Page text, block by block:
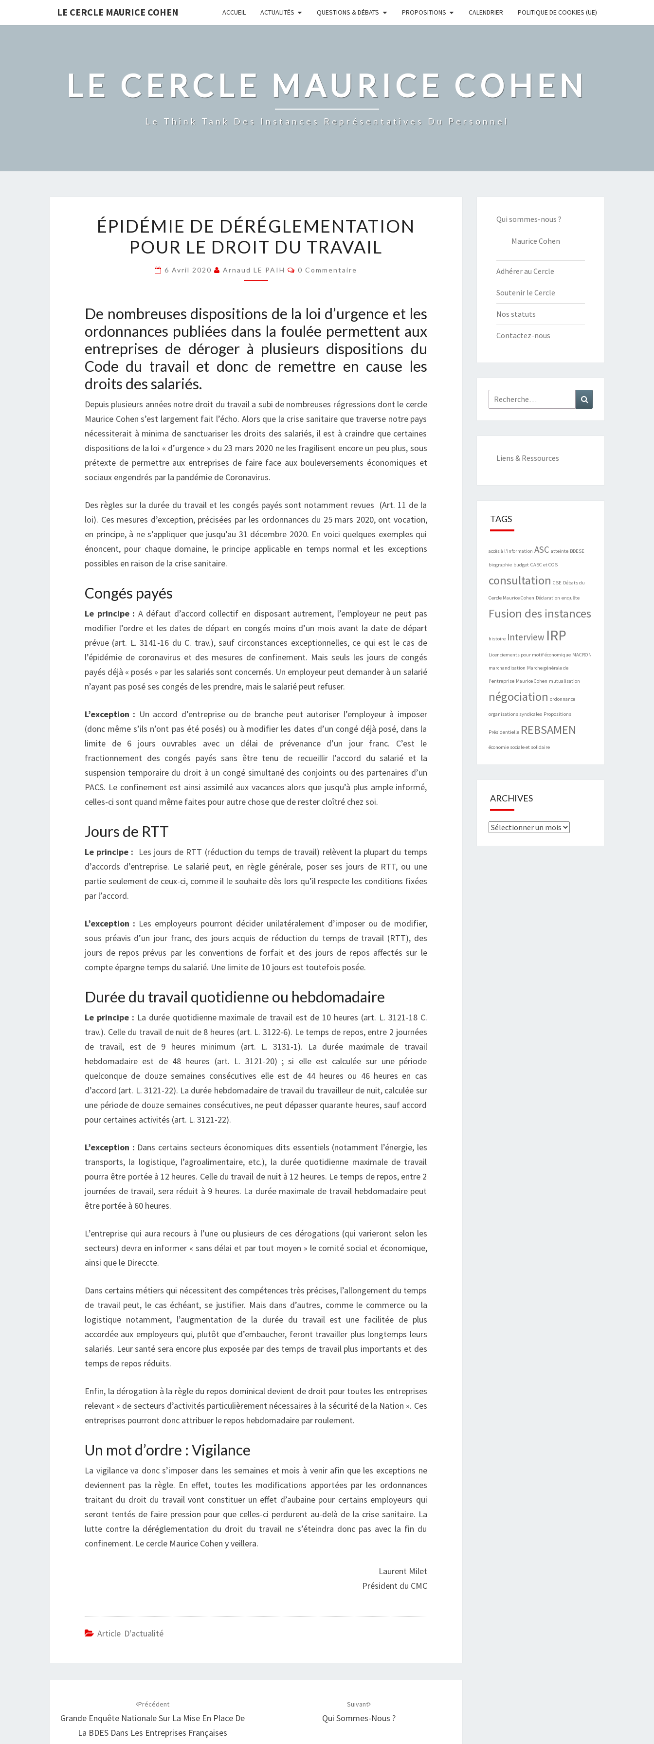
LE CERCLE MAURICE COHEN ACCUEIL ACTUALITÉS QUESTIONS & DÉBATS PROPOSITIONS CALENDRIER POLITIQUE DE COOKIES (UE)
LE CERCLE MAURICE COHEN
Le Think Tank Des Instances Représentatives Du Personnel
DE
DÉRÉGLEMENTATION
POUR
LE
TRAVAIL
ÉPIDÉMIE DE DÉRÉGLEMENTATION
POUR LE DROIT DU TRAVAIL
6 Avril 2020 Arnaud LE PAIH Commentaires
0 Commentaire
De nombreuses dispositions de la loi d’urgence et les
ordonnances publiées dans la foulée permettent aux
entreprises de déroger à plusieurs dispositions du
Code du travail et donc de remettre en cause les
droits des salariés.
Depuis plusieurs années notre droit du travail a subi de nombreuses régressions dont le cercle
Maurice Cohen s’est largement fait l’écho. Alors que la crise sanitaire que traverse notre pays
nécessiterait à minima de sanctuariser les droits des salariés, il est à craindre que certaines
dispositions de la loi « d’urgence » du 23 mars 2020 ne les fragilisent encore un peu plus, sous
prétexte de permettre aux entreprises de faire face aux bouleversements économiques et
sociaux engendrés par la pandémie de Coronavirus.
Des règles sur la durée du travail et les congés payés sont notamment revues (Art. 11 de la
loi). Ces mesures d’exception, précisées par les ordonnances du 25 mars 2020, ont vocation,
en principe, à ne s’appliquer que jusqu’au 31 décembre 2020. En voici quelques exemples qui
énoncent, pour chaque domaine, le principe applicable en temps normal et les exceptions
possibles en raison de la crise sanitaire.
Congés payés
Le principe : A défaut d’accord collectif en disposant autrement, l’employeur ne peut pas
modifier l’ordre et les dates de départ en congés moins d’un mois avant la date de départ
prévue (art. L. 3141-16 du C. trav.), sauf circonstances exceptionnelles, ce qui est le cas de
l’épidémie de coronavirus et des mesures de confinement. Mais seuls les jours de congés
payés déjà « posés » par les salariés sont concernés. Un employeur peut demander à un salarié
n’ayant pas posé ses congés de les prendre, mais le salarié peut refuser.
L’exception : Un accord d’entreprise ou de branche peut autoriser l’employeur à imposer
(donc même s’ils n’ont pas été posés) ou à modifier les dates d’un congé déjà posé, dans la
limite de 6 jours ouvrables avec un délai de prévenance d’un jour franc. C’est le
fractionnement des congés payés sans être tenu de recueillir l’accord du salarié et la
suspension temporaire du droit à un congé simultané des conjoints ou des partenaires d’un
PACS. Le confinement est ainsi assimilé aux vacances alors que jusqu’à plus ample informé,
celles-ci sont quand même faites pour autre chose que de rester cloîtré chez soi.
Jours de RTT
Le principe :
Les jours de RTT (réduction du temps de travail) relèvent la plupart du temps
d’accords d’entreprise. Le salarié peut, en règle générale, poser ses jours de RTT, ou une
partie seulement de ceux-ci, comme il le souhaite dès lors qu’il respecte les conditions fixées
par l’accord.
L’exception : Les employeurs pourront décider unilatéralement d’imposer ou de modifier,
sous préavis d’un jour franc, des jours acquis de réduction du temps de travail (RTT), des
jours de repos prévus par les conventions de forfait et des jours de repos affectés sur le
compte épargne temps du salarié. Une limite de 10 jours est toutefois posée.
Durée du travail quotidienne ou hebdomadaire
Le principe : La durée quotidienne maximale de travail est de 10 heures (art. L. 3121-18 C.
trav.). Celle du travail de nuit de 8 heures (art. L. 3122-6). Le temps de repos, entre 2 journées
de travail, est de 9 heures minimum (art. L. 3131-1). La durée maximale de travail
hebdomadaire est de 48 heures (art. L. 3121-20) ; si elle est calculée sur une période
quelconque de douze semaines consécutives elle est de 44 heures ou 46 heures en cas
d’accord (art. L. 3121-22). La durée hebdomadaire de travail du travailleur de nuit, calculée sur
une période de douze semaines consécutives, ne peut dépasser quarante heures, sauf accord
pour certaines activités (art. L. 3121-22).
L’exception : Dans certains secteurs économiques dits essentiels (notamment l’énergie, les
transports, la logistique, l’agroalimentaire, etc.), la durée quotidienne maximale de travail
pourra être portée à 12 heures. Celle du travail de nuit à 12 heures. Le temps de repos, entre 2
journées de travail, sera réduit à 9 heures. La durée maximale de travail hebdomadaire peut
être portée à 60 heures.
L’entreprise qui aura recours à l’une ou plusieurs de ces dérogations (qui varieront selon les
secteurs) devra en informer « sans délai et par tout moyen » le comité social et économique,
ainsi que le Direccte.
Dans certains métiers qui nécessitent des compétences très précises, l’allongement du temps
de travail peut, le cas échéant, se justifier. Mais dans d’autres, comme le commerce ou la
logistique notamment, l’augmentation de la durée du travail est une facilitée de plus
accordée aux employeurs qui, plutôt que d’embaucher, feront travailler plus longtemps leurs
salariés. Leur santé sera encore plus exposée par des temps de travail plus importants et des
temps de repos réduits.
Enfin, la dérogation à la règle du repos dominical devient de droit pour toutes les entreprises
relevant « de secteurs d’activités particulièrement nécessaires à la sécurité de la Nation ». Ces
entreprises pourront donc attribuer le repos hebdomadaire par roulement.
Un mot d’ordre : Vigilance
La vigilance va donc s’imposer dans les semaines et mois à venir afin que les exceptions ne
deviennent pas la règle. En effet, toutes les modifications apportées par les ordonnances
traitant du droit du travail vont constituer un effet d’aubaine pour certains employeurs qui
seront tentés de faire pression pour que celles-ci perdurent au-delà de la crise sanitaire. La
lutte contre la déréglementation du droit du travail ne s’éteindra donc pas avec la fin du
confinement. Le cercle Maurice Cohen y veillera.
Laurent Milet
Président du CMC
Article D'actualité
Précédent
Grande Enquête Nationale Sur La Mise En Place De
La BDES Dans Les Entreprises Françaises
Suivant
Qui Sommes-Nous ?
Qui sommes-nous ?
Maurice Cohen
Adhérer au Cercle
Soutenir le Cercle
Nos statuts
Contactez-nous
Rechercher :
Liens & Ressources
TAGS
accès à l'information ASC atteinte BDESE
biographie budget CASC et COS
consultation CSE Débats du
Cercle Maurice Cohen Déclaration enquête
Fusion des instances
histoire Interview IRP
Licenciements pour motif économique MACRON
marchandisation Marche générale de
l'entreprise Maurice Cohen mutualisation
négociation ordonnance
organisations syndicales Propositions
Présidentielle REBSAMEN
économie sociale et solidaire
ARCHIVES
Archives